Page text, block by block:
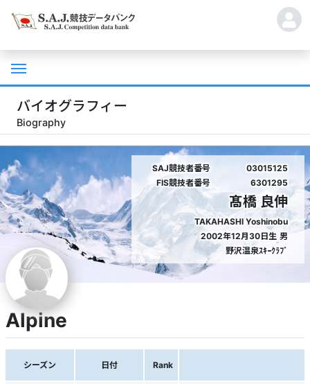
バイオグラフィー
Biography
SAJ競技者番号
03015125
FIS競技者番号
6301295
髙橋 良伸
TAKAHASHI Yoshinobu
2002年12月30日生 男
野沢温泉ｽｷｰｸﾗﾌﾞ
Alpine
シーズン 日付 Rank